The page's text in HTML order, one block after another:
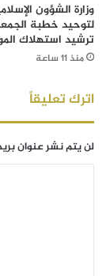
وزارة الشؤون
لتوحيد خطبة
ترشيد استهلاك
منذ 11 ساعة
اترك تعليقاً
لن يتم نشر عنوان